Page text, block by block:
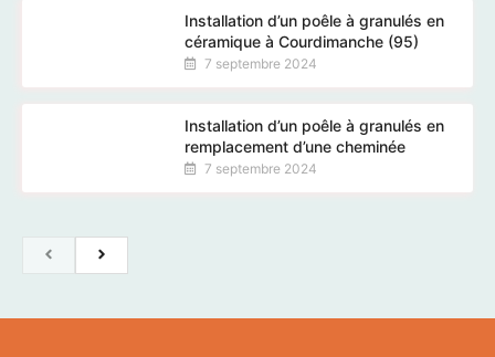
Installation d’un poêle à granulés en
céramique à Courdimanche (95)
7 septembre 2024
Installation d’un poêle à granulés en
remplacement d’une cheminée
7 septembre 2024